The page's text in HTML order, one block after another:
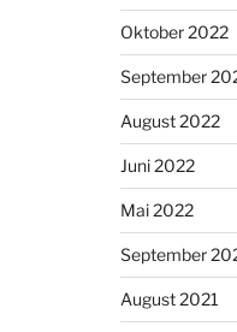
Oktober 2022
September
August 2022
Juni 2022
Mai 2022
September
August 2021